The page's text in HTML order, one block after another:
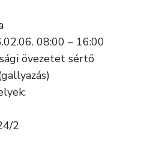
08:00 – 16:00
övezetet sértő
2